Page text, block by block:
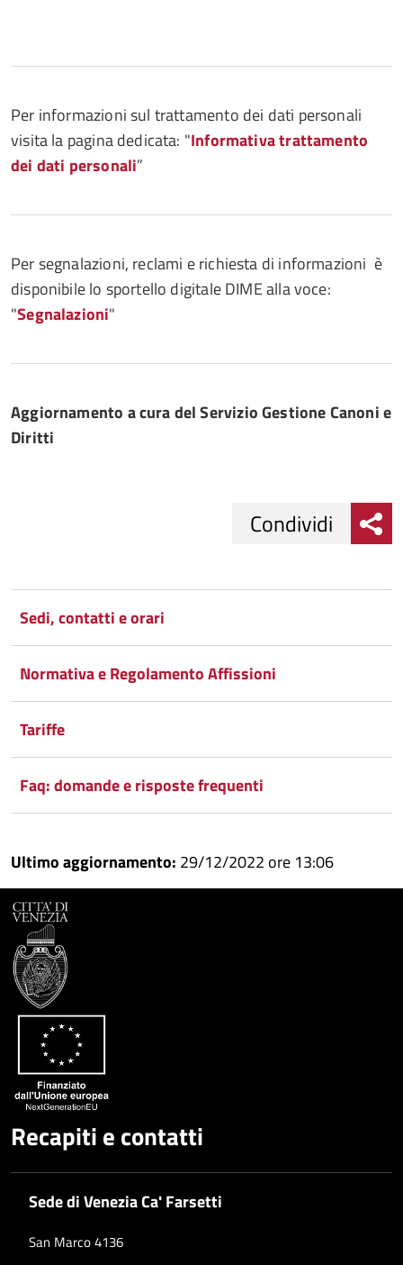
Per informazioni sul trattamento dei dati personali
visita la pagina dedicata: "Informativa trattamento
dei dati personali”
Per segnalazioni, reclami e richiesta di informazioni è
disponibile lo sportello digitale DIME alla voce:
"Segnalazioni"
Aggiornamento a cura del Servizio Gestione Canoni e
Diritti
Facebook
su
Twitter
Condividi
su
Condividi
Whatsapp
Condividi
Sedi, contatti e orari
Normativa e Regolamento Affissioni
Tariffe
Faq: domande e risposte frequenti
Ultimo aggiornamento: 29/12/2022 ore 13:06
Recapiti e contatti
Sede di Venezia Ca' Farsetti
San Marco 4136